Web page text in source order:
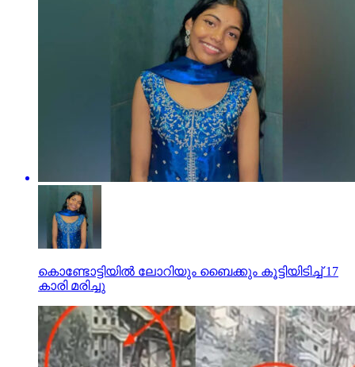
കൊണ്ടോട്ടിയില്‍ ലോറിയും ബൈക്കും കൂട്ടിയിടിച്ച് 17
കാരി മരിച്ചു